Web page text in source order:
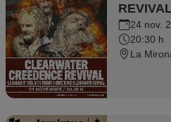
món24 nov.
20:30 h
La